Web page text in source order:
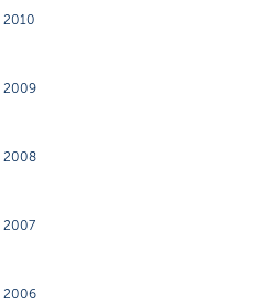
2010
2009
2008
2007
2006